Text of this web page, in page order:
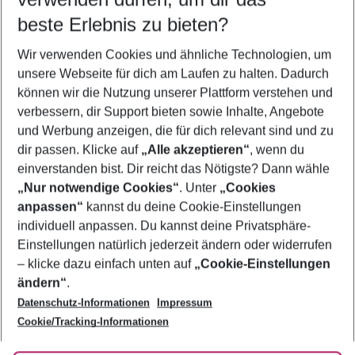
5-8 Nächte
2 Erwachsene Keine Kinder
Mehr Filter anzeigen
Footer
Footer navigation
Über uns
AGB
Bestpreisgarantie
Cookie-Einstellungen ändern
Cookie-Richtlinie
Agenturbetreuung
Barrierefreies Reisen
Folge uns
beste Erlebnis zu bieten?
Wir verwenden Cookies und ähnliche Technologien, um
unsere Webseite für dich am Laufen zu halten. Dadurch
können wir die Nutzung unserer Plattform verstehen und
verbessern, dir Support bieten sowie Inhalte, Angebote
und Werbung anzeigen, die für dich relevant sind und zu
dir passen. Klicke auf „Alle akzeptieren“, wenn du
einverstanden bist. Dir reicht das Nötigste? Dann wähle
„Nur notwendige Cookies“. Unter „Cookies
anpassen“ kannst du deine Cookie-Einstellungen
individuell anpassen. Du kannst deine Privatsphäre-
Einstellungen natürlich jederzeit ändern oder widerrufen
– klicke dazu einfach unten auf „Cookie-Einstellungen
ändern“.
Datenschutz-Informationen
Impressum
Cookie/Tracking-Informationen